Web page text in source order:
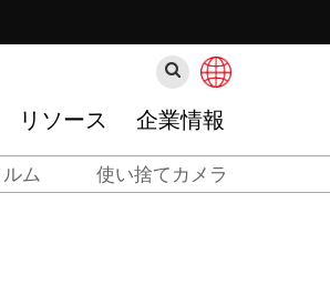
使い捨てカメラ
ム
リソース 企業情報
検